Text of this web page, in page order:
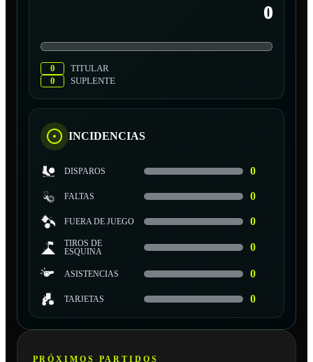
0
0
TITULAR
0
SUPLENTE
INCIDENCIAS
DISPAROS 0
FALTAS 0
FUERA DE JUEGO 0
TIROS DE
ESQUINA
0
ASISTENCIAS 0
TARJETAS 0
PRÓXIMOS PARTIDOS